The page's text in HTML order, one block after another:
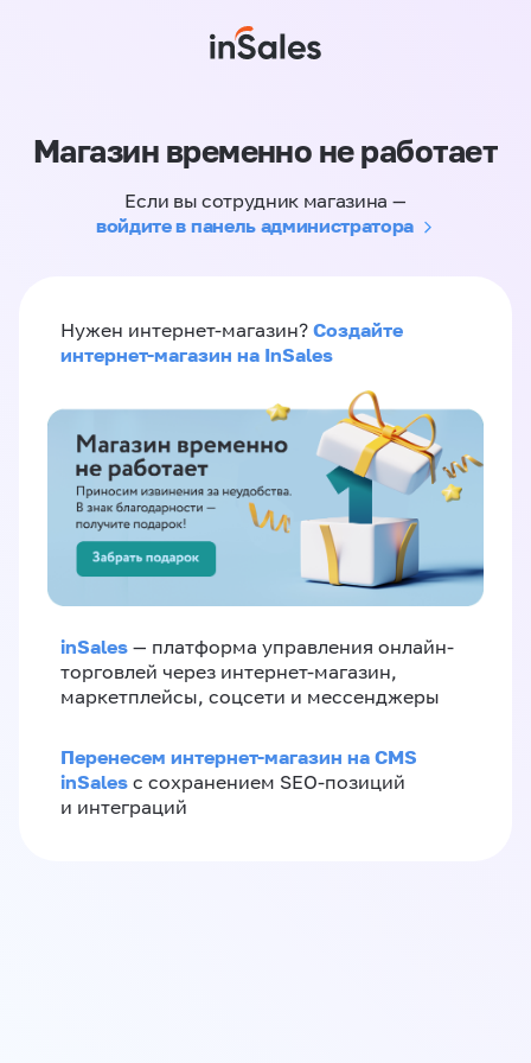
Магазин временно не работает
Если вы сотрудник магазина —
войдите в панель администратора
Нужен интернет-магазин? Создайте
интернет-магазин на InSales
inSales — платформа управления онлайн-
торговлей через интернет-магазин,
маркетплейсы, соцсети и мессенджеры
Перенесем интернет-магазин на CMS
inSales с сохранением SEO-позиций
и интеграций